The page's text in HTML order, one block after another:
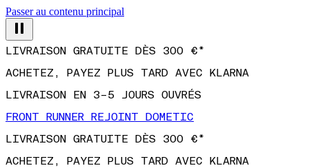
Passer au contenu principal
ACHETEZ, PAYEZ PLUS TARD AVEC KLARNA
LIVRAISON EN 3–5 JOURS OUVRÉS
FRONT RUNNER REJOINT DOMETIC
LIVRAISON GRATUITE DÈS 300 €*
ACHETEZ, PAYEZ PLUS TARD AVEC KLARNA
LIVRAISON EN 3–5 JOURS OUVRÉS